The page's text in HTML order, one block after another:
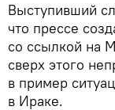
Выступивший
что прессе
со ссылкой на
сверх этого
в пример
в Ираке.